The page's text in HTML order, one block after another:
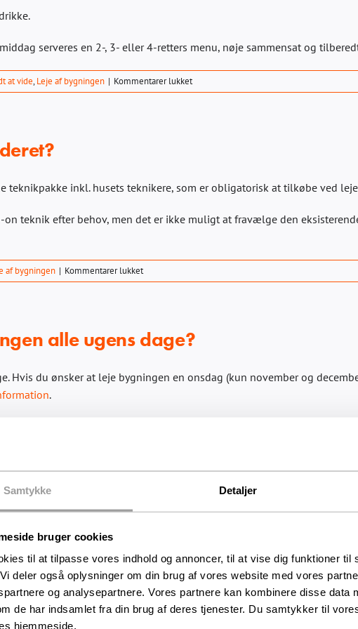
Samtykke Detaljer
bruger cookies
til at tilpasse vores indhold og annoncer, til at vise dig funktioner til
deler også oplysninger om din brug af vores website med vores
og analysepartnere. Vores partnere kan kombinere disse data
de har indsamlet fra din brug af deres tjenester. Du samtykker til
hjemmeside.
serveres en 2-, 3- eller 4-retters menu, nøje sammensat og
at vide,Leje af bygningen | Kommentarer lukkettil
Kan
teknikpakke inkl. husets teknikere, som er obligatorisk at tilkøbe ved
teknik efter behov, men det er ikke muligt at fravælge den
af bygningen | Kommentarer lukkettil
Er
alle ugens dage?
Hvis du ønsker at leje bygningen en onsdag (kun november og
.
leje
ugens
200-1000 personer. Kontakte os via telefon
af bygningen | Kommentarer lukket
Hvordan
lejer
jeg